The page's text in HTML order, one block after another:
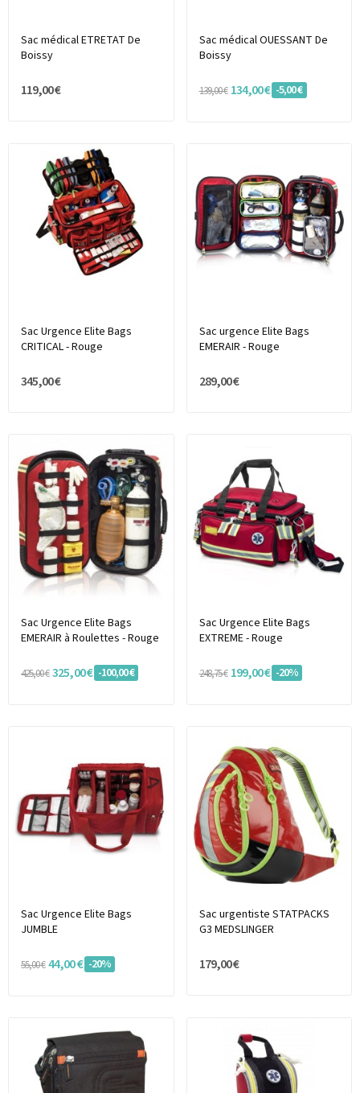
Sac médical ETRETAT De
Boissy
119,00 €
Sac médical OUESSANT De
Boissy
139,00 € 134,00 € -5,00 €
Sac Urgence Elite Bags
CRITICAL - Rouge
345,00 €
Sac urgence Elite Bags
EMERAIR - Rouge
289,00 €
Sac Urgence Elite Bags
EMERAIR à Roulettes - Rouge
425,00 € 325,00 € -100,00 €
Sac Urgence Elite Bags
EXTREME - Rouge
248,75 € 199,00 € -20%
Sac Urgence Elite Bags
JUMBLE
55,00 € 44,00 € -20%
Sac urgentiste STATPACKS
G3 MEDSLINGER
179,00 €